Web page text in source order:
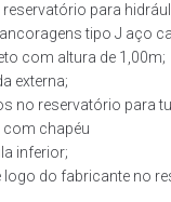
para
tipo J aço
com altura de 1,00m;
externa;
no reservatório para
com chapéu
inferior;
logo do fabricante no